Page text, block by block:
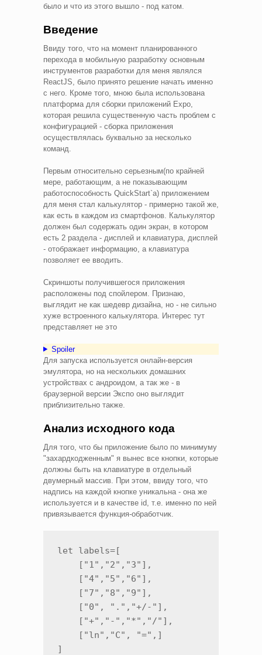
было и что из этого вышло - под катом.
Введение
Ввиду того, что на момент планированного
перехода в мобильную разработку основным
инструментов разработки для меня являлся
ReactJS, было принято решение начать именно
с него. Кроме того, мною была использована
платформа для сборки приложений Expo,
которая решила существенную часть проблем с
конфигурацией - сборка приложения
осуществлялась буквально за несколько
команд.
Первым относительно серьезным(по крайней
мере, работающим, а не показывающим
работоспособность QuickStart`a) приложением
для меня стал калькулятор - примерно такой же,
как есть в каждом из смартфонов. Калькулятор
должен был содержать один экран, в котором
есть 2 раздела - дисплей и клавиатура, дисплей
- отображает информацию, а клавиатура
позволяет ее вводить.
Скриншоты получившегося приложения
расположены под спойлером. Признаю,
выглядит не как шедевр дизайна, но - не сильно
хуже встроенного калькулятора. Интерес тут
представляет не это
Spoiler
Для запуска используется онлайн-версия
эмулятора, но на нескольких домашних
устройствах с андроидом, а так же - в
браузерной версии Экспо оно выглядит
приблизительно также.
Анализ исходного кода
Для того, что бы приложение было по минимуму
"захардкодженным" я вынес все кнопки, которые
должны быть на клавиатуре в отдельный
двумерный массив. При этом, ввиду того, что
надпись на каждой кнопке уникальна - она же
используется и в качестве id, т.е. именно по ней
привязывается функция-обработчик.
let labels=[
    ["1","2","3"],
    ["4","5","6"],
    ["7","8","9"],
    ["0", ".","+/-"],
    ["+","-","*","/"],
    ["ln","C", "=",]
]